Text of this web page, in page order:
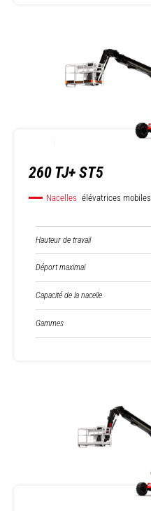
260 TJ+ ST5
Nacelles élévatrices mobiles
Hauteur de travail
Déport maximal
Capacité de la nacelle
Gammes